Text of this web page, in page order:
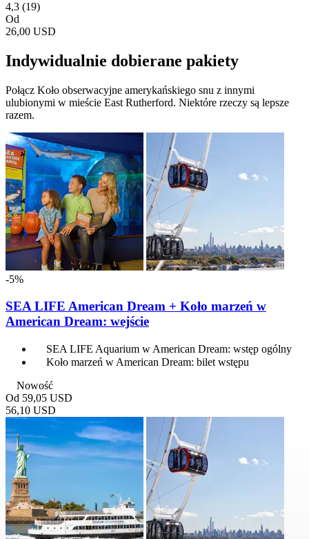
4,3 (19)
Od
26,00 USD
Indywidualnie dobierane pakiety
Połącz Koło obserwacyjne amerykańskiego snu z innymi
ulubionymi w mieście East Rutherford. Niektóre rzeczy są lepsze
razem.
-5%
SEA LIFE American Dream + Koło marzeń w
American Dream: wejście
SEA LIFE Aquarium w American Dream: wstęp ogólny
Koło marzeń w American Dream: bilet wstępu
Nowość
Od 59,05 USD
56,10 USD